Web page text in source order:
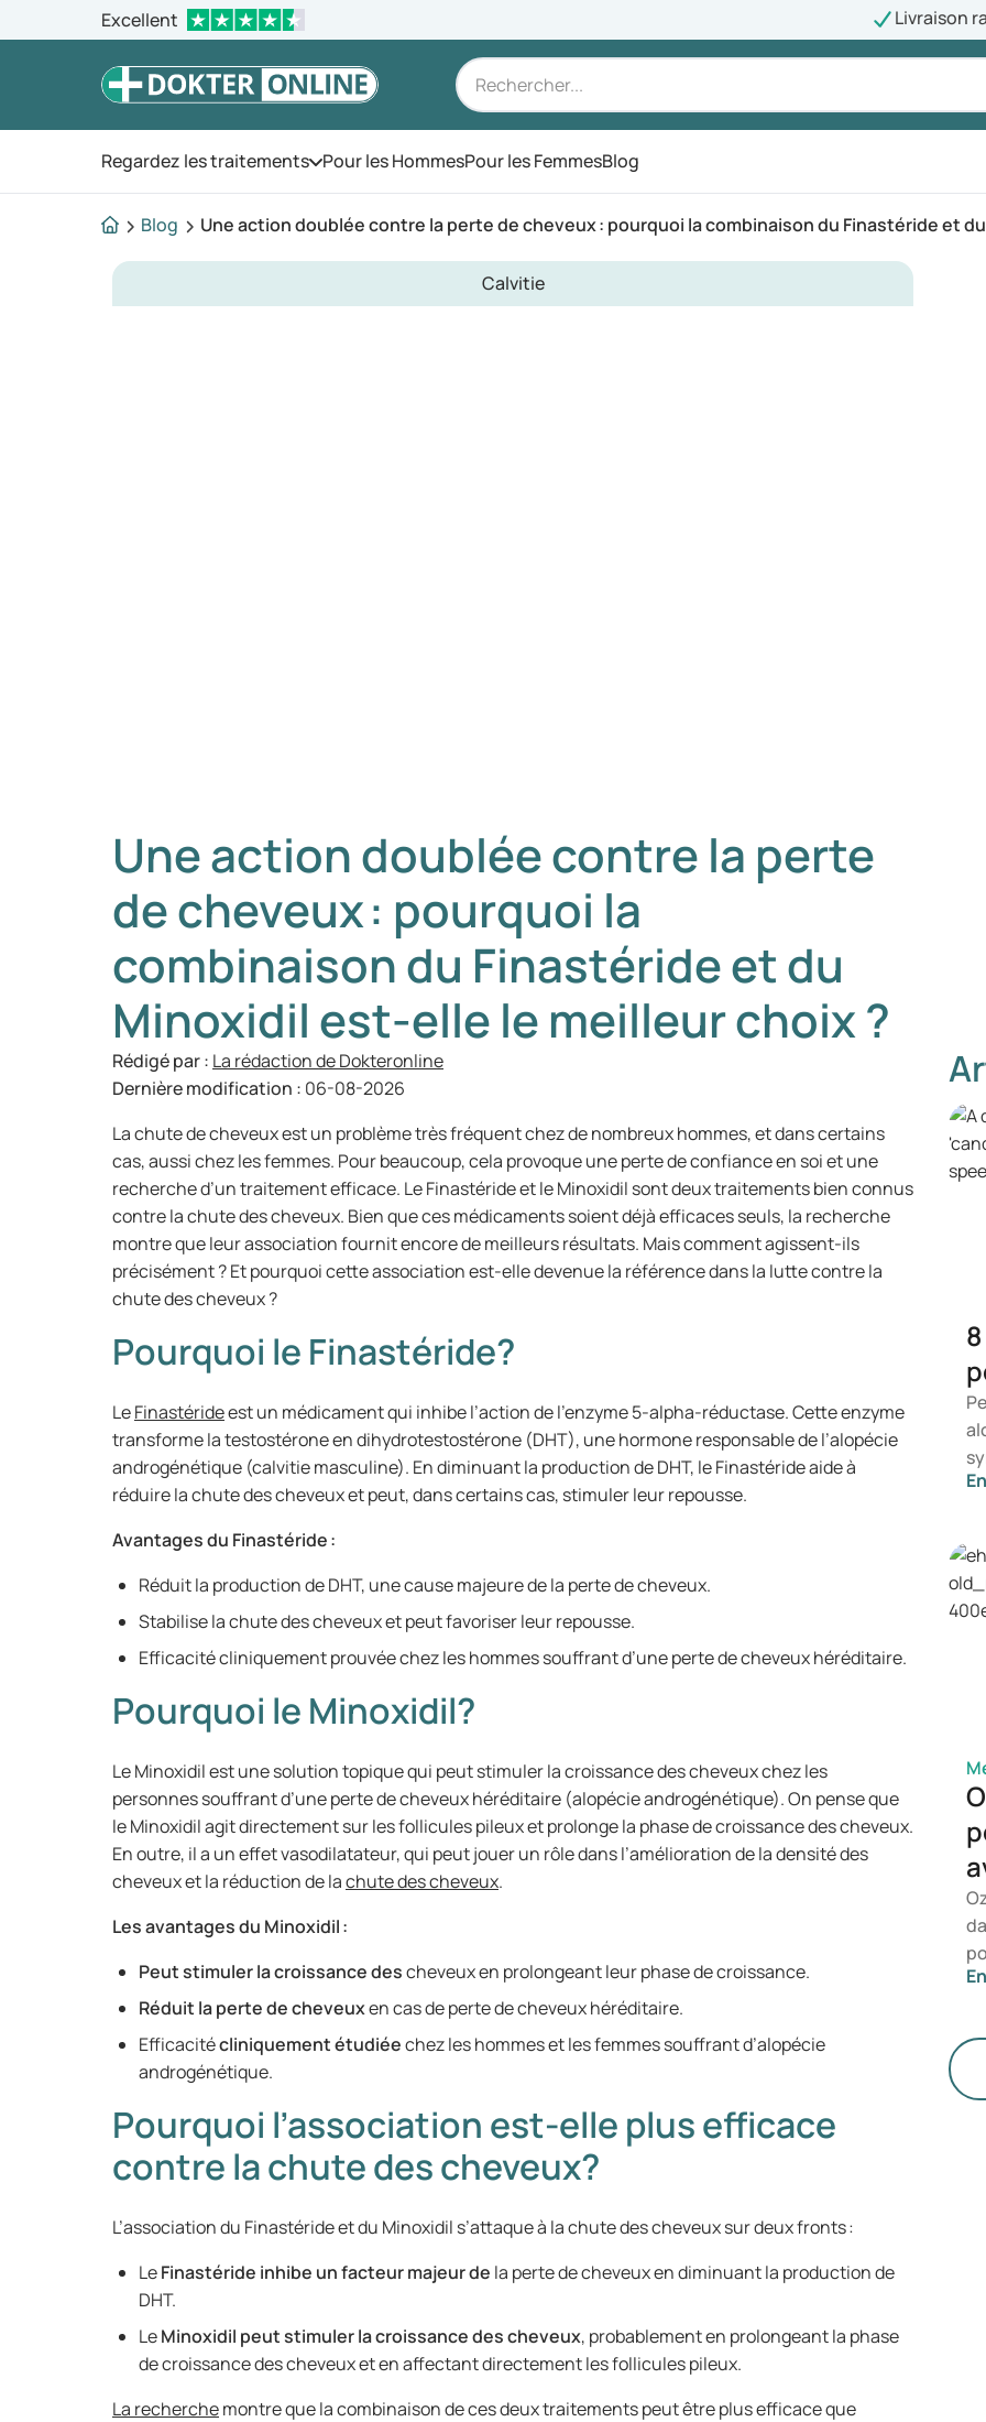
Excellent Livraison
Regardez les traitementsOuvrez le menu
Pour les HommesPour les FemmesBlog
Blog Une action doublée contre la perte de cheveux : pourquoi la combinaison du Finastéride et
Calvitie
Une action doublée contre la perte
de cheveux : pourquoi la
combinaison du Finastéride et du
Minoxidil est-elle le meilleur choix ?
Rédigé par : La rédaction de Dokteronline
Dernière modification : 06-08-2026
La chute de cheveux est un problème très fréquent chez de nombreux hommes, et dans certains
cas, aussi chez les femmes. Pour beaucoup, cela provoque une perte de confiance en soi et une
recherche d’un traitement efficace. Le Finastéride et le Minoxidil sont deux traitements bien connus
contre la chute des cheveux. Bien que ces médicaments soient déjà efficaces seuls, la recherche
montre que leur association fournit encore de meilleurs résultats. Mais comment agissent-ils
précisément ? Et pourquoi cette association est-elle devenue la référence dans la lutte contre la
chute des cheveux ?
Pourquoi le Finastéride?
LeFinastérideest un médicament qui inhibe l’action de l’enzyme 5-alpha-réductase. Cette enzyme
transforme la testostérone en dihydrotestostérone (DHT), une hormone responsable de l’alopécie
androgénétique (calvitie masculine). En diminuant la production de DHT, le Finastéride aide à
réduire la chute des cheveux et peut, dans certains cas, stimuler leur repousse.
Avantages du Finastéride :
Réduit la production de DHT, une cause majeure de la perte de cheveux.
Stabilise la chute des cheveux et peut favoriser leur repousse.
Efficacité cliniquement prouvée chez les hommes souffrant d’une perte de cheveux héréditaire.
Pourquoi le Minoxidil?
Le Minoxidil est une solution topique qui peut stimuler la croissance des cheveux chez les
personnes souffrant d’une perte de cheveux héréditaire (alopécie androgénétique). On pense que
le Minoxidil agit directement sur les follicules pileux et prolonge la phase de croissance des cheveux.
En outre, il a un effet vasodilatateur, qui peut jouer un rôle dans l’amélioration de la densité des
cheveux et la réduction de lachute des cheveux.
Les avantages du Minoxidil :
Peut stimuler la croissance descheveux en prolongeant leur phase de croissance.
Réduit la perte de cheveuxen cas de perte de cheveux héréditaire.
Efficacitécliniquement étudiéechez les hommes et les femmes souffrant d’alopécie
androgénétique.
Pourquoi l’association est-elle plus efficace
contre la chute des cheveux?
L’association du Finastéride et du Minoxidil s’attaque à la chute des cheveux sur deux fronts :
LeFinastéride inhibe un facteur majeur de la perte de cheveux en diminuant la production de
DHT.
LeMinoxidil peut stimuler la croissance des cheveux, probablement en prolongeant la phase
de croissance des cheveux et en affectant directement les follicules pileux.
La recherchemontre que la combinaison de ces deux traitements peut être plus efficace que